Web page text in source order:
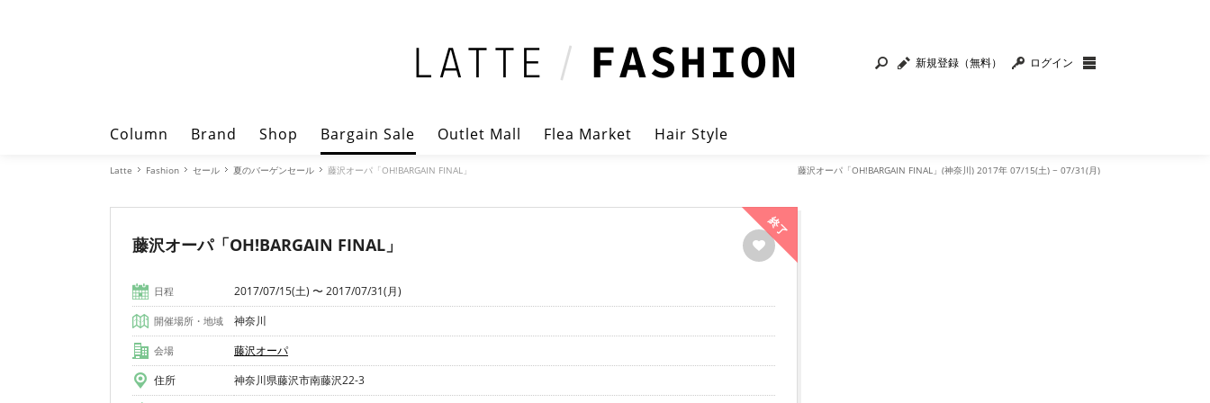
新規登録（無料） ログイン
Column Brand Shop Bargain Sale Outlet Mall Flea Market Hair Style
Latte Fashion セール 夏のバーゲンセール 藤沢オーパ「OH!BARGAIN FINAL」 藤沢オーパ「OH!BARGAIN FINAL」(神奈川) 2017年 07/15(土) ~ 07/31(月)
藤沢オーパ「OH!BARGAIN FINAL」
終了
日程 2017/07/15(土) 〜 2017/07/31(月)
開催場所・地域 神奈川
会場
藤沢オーパ
住所
神奈川県藤沢市南藤沢22-3